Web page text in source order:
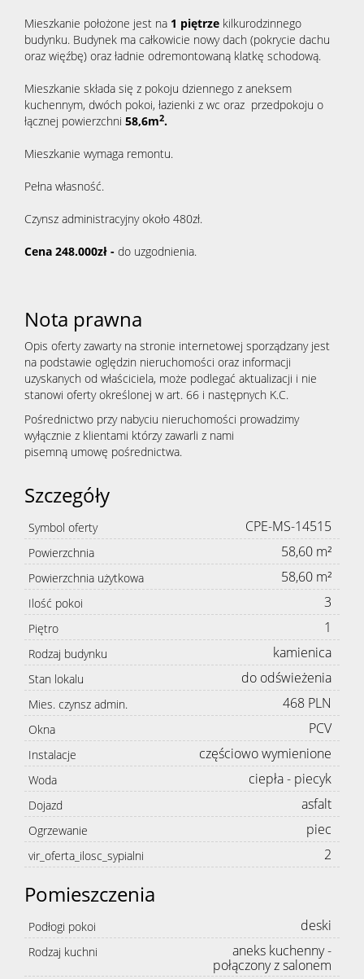
zakupu
chęć
Kredyty
Oferta
Działki
Mieszkanie położone jest na 1 piętrze kilkurodzinnego
budynku. Budynek ma całkowicie nowy dach (pokrycie dachu
oraz więźbę) oraz ładnie odremontowaną klatkę schodową.
Mieszkanie składa się z pokoju dziennego z aneksem
kuchennym, dwóch pokoi, łazienki z wc oraz przedpokoju o
łącznej powierzchni 58,6m2.
Mieszkanie wymaga remontu.
Pełna własność.
Czynsz administracyjny około 480zł.
Cena 248.000zł - do uzgodnienia.
Nota prawna
Opis oferty zawarty na stronie internetowej sporządzany jest
na podstawie oględzin nieruchomości oraz informacji
uzyskanych od właściciela, może podlegać aktualizacji i nie
stanowi oferty określonej w art. 66 i następnych K.C.
Pośrednictwo przy nabyciu nieruchomości prowadzimy
wyłącznie z klientami którzy zawarli z nami
pisemną umowę pośrednictwa.
Szczegóły
Symbol oferty CPE-MS-14515
Powierzchnia 58,60 m²
Powierzchnia użytkowa 58,60 m²
Ilość pokoi 3
Piętro 1
Rodzaj budynku kamienica
Stan lokalu do odświeżenia
Mies. czynsz admin. 468 PLN
Okna PCV
Instalacje częściowo wymienione
Woda ciepła - piecyk
Dojazd asfalt
Ogrzewanie piec
vir_oferta_ilosc_sypialni 2
Pomieszczenia
Podłogi pokoi deski
Rodzaj kuchni
aneks kuchenny -
połączony z salonem